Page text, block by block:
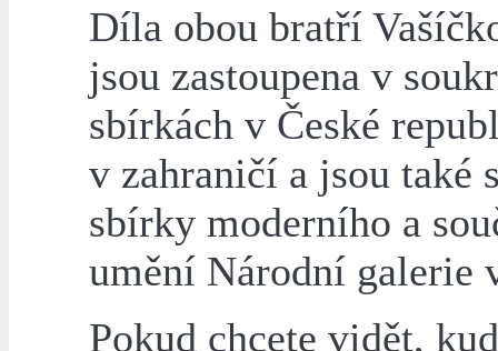
Díla obou bratří
jsou zastoupena v
sbírkách v České
v zahraničí a jsou také
sbírky moderního a
umění Národní galerie
Pokud chcete vidět,